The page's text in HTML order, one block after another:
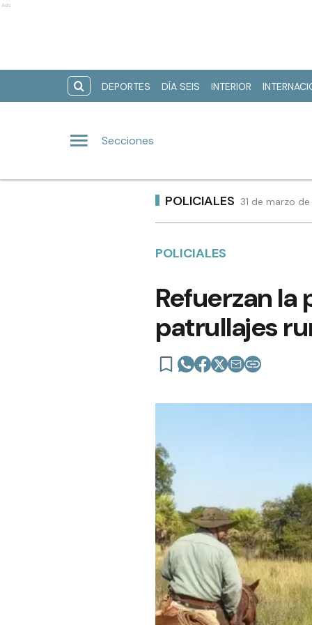
Ads
DEPORTES DÍA SEIS INTERIOR
Secciones
POLICIALES 31 de marzo
POLICIALES
Refuerzan
patrullajes